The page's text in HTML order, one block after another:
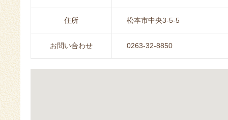
住所 松本市中央3-5-5
お問い合わせ 0263-32-8850